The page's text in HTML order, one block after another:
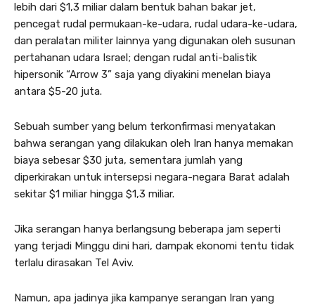
lebih dari $1,3 miliar dalam bentuk bahan bakar jet,
pencegat rudal permukaan-ke-udara, rudal udara-ke-udara,
dan peralatan militer lainnya yang digunakan oleh susunan
pertahanan udara Israel; dengan rudal anti-balistik
hipersonik “Arrow 3” saja yang diyakini menelan biaya
antara $5-20 juta.
Sebuah sumber yang belum terkonfirmasi menyatakan
bahwa serangan yang dilakukan oleh Iran hanya memakan
biaya sebesar $30 juta, sementara jumlah yang
diperkirakan untuk intersepsi negara-negara Barat adalah
sekitar $1 miliar hingga $1,3 miliar.
Jika serangan hanya berlangsung beberapa jam seperti
yang terjadi Minggu dini hari, dampak ekonomi tentu tidak
terlalu dirasakan Tel Aviv.
Namun, apa jadinya jika kampanye serangan Iran yang